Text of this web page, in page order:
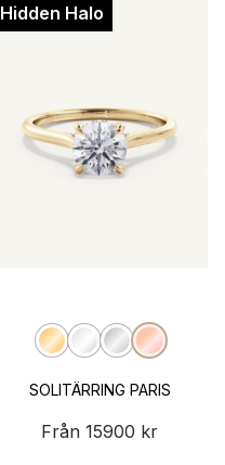
Hidden Halo
SOLITÄRRING PARIS
Från 15900 kr